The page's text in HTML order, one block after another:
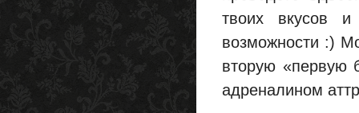
твоих вкусов
возможности :)
вторую «первую
адреналином